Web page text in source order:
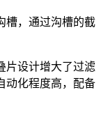
槽，通过沟槽的截
片设计增大了过滤
动化程度高，配备